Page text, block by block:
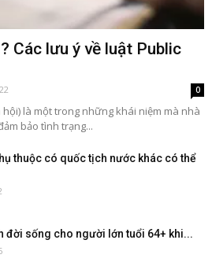
Các lưu ý về luật Public
0
là một trong những khái niệm mà nhà
bảo tình trạng...
thuộc có quốc tịch nước khác có thể
đời sống cho người lớn tuổi 64+ khi...